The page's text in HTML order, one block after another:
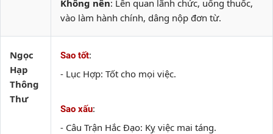
Không nên: Lên quan lãnh chức, uống thuốc,
vào làm hành chính, dâng nộp đơn từ.
Ngọc
Hạp
Thông
Thư
Sao tốt:
- Lục Hợp: Tốt cho mọi việc.
Sao xấu:
- Câu Trận Hắc Đạo: Kỵ việc mai táng.